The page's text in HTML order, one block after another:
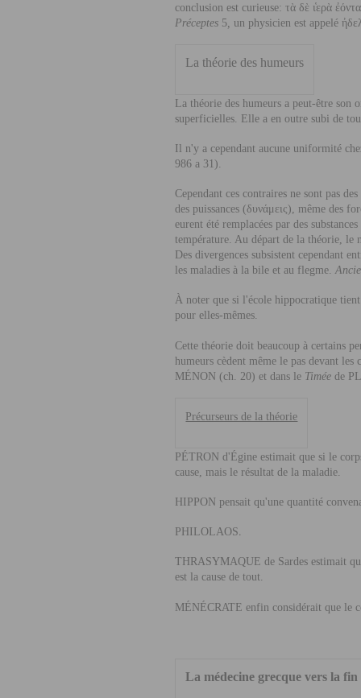
conclusion est curieuse: τὰ δὲ ιερὰ ἐ
Préceptes 5 un physicien est appelé
La théorie des humeurs
La théorie des humeurs a peut-être son
superficielles. Elle a en outre subi de
Il n'y a cependant aucune uniformité
986 a 31).
Cependant ces contraires ne sont pas
des puissances (δυνάμεις), même des
eurent été remplacées par des
température. Au départ de la théorie, le
Des divergences subsistent cependant
les maladies à la bile et au flegme.
À noter que si l'école hippocratique
pour elles-mêmes.
Cette théorie doit beaucoup à certains
humeurs cèdent même le pas devant
MÉNON (ch. 20) et dans le Timéede
Précurseurs de la théorie
PÉTRON d'Égine estimait que si le
cause, mais le résultat de la maladie.
HIPPON pensait qu'une quantité
PHILOLAOS.
THRASYMAQUE de Sardes estimait
est la cause de tout.
MÉNÉCRATE enfin considérait que le
La médecine grecque vers la